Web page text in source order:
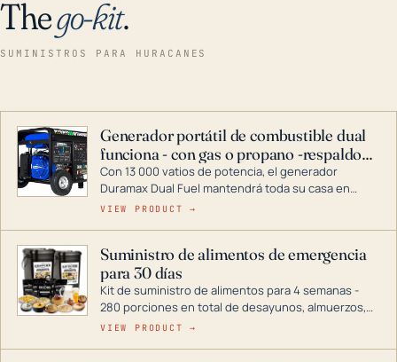
Thego-kit.
SUMINISTROS PARA HURACANES
Generador portátil de combustible dual
funciona - con gas o propano -respaldo
para el hogar
Con 13 000 vatios de potencia, el generador
Duramax Dual Fuel mantendrá toda su casa en
funcionamiento durante una tormenta o un corte
combustible dual, con una gama completa que
abarca desde inversores digitales hasta
generadores que pueden alimentar toda su casa.
VIEW PRODUCT →
Suministro de alimentos de emergencia
para 30 días
Kit de suministro de alimentos para 4 semanas -
280 porciones en total de desayunos, almuerzos,
cenas y postres. Se puede almacenar durante
VIEW PRODUCT →